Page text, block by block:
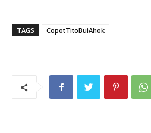
TAGS CopotTitoBuiAhok